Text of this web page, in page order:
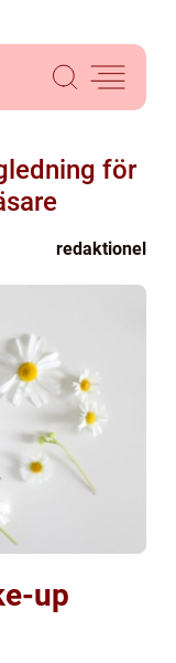
för
redaktionel
up